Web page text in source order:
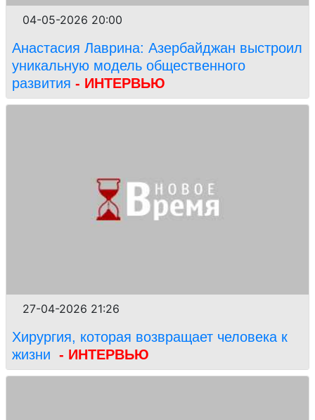
04-05-2026 20:00
Анастасия Лаврина: Азербайджан выстроил
уникальную модель общественного
развития - ИНТЕРВЬЮ
27-04-2026 21:26
Хирургия, которая возвращает человека к
жизни - ИНТЕРВЬЮ